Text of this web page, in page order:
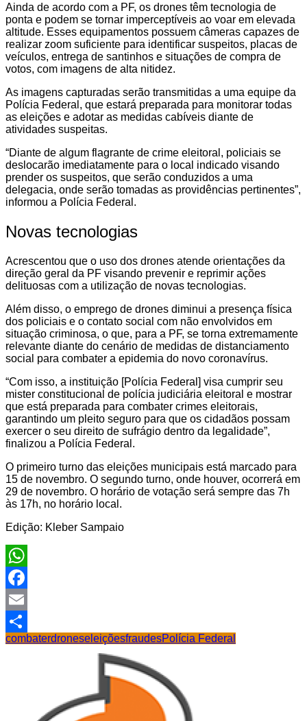
Ainda de acordo com a PF, os drones têm tecnologia de
ponta e podem se tornar imperceptíveis ao voar em elevada
altitude. Esses equipamentos possuem câmeras capazes de
realizar zoom suficiente para identificar suspeitos, placas de
veículos, entrega de santinhos e situações de compra de
votos, com imagens de alta nitidez.
As imagens capturadas serão transmitidas a uma equipe da
Polícia Federal, que estará preparada para monitorar todas
as eleições e adotar as medidas cabíveis diante de
atividades suspeitas.
“Diante de algum flagrante de crime eleitoral, policiais se
deslocarão imediatamente para o local indicado visando
prender os suspeitos, que serão conduzidos a uma
delegacia, onde serão tomadas as providências pertinentes”,
informou a Polícia Federal.
Novas tecnologias
Acrescentou que o uso dos drones atende orientações da
direção geral da PF visando prevenir e reprimir ações
delituosas com a utilização de novas tecnologias.
Além disso, o emprego de drones diminui a presença física
dos policiais e o contato social com não envolvidos em
situação criminosa, o que, para a PF, se torna extremamente
relevante diante do cenário de medidas de distanciamento
social para combater a epidemia do novo coronavírus.
“Com isso, a instituição [Polícia Federal] visa cumprir seu
mister constitucional de polícia judiciária eleitoral e mostrar
que está preparada para combater crimes eleitorais,
garantindo um pleito seguro para que os cidadãos possam
exercer o seu direito de sufrágio dentro da legalidade”,
finalizou a Polícia Federal.
O primeiro turno das eleições municipais está marcado para
15 de novembro. O segundo turno, onde houver, ocorrerá em
29 de novembro. O horário de votação será sempre das 7h
às 17h, no horário local.
Edição: Kleber Sampaio
WhatsApp
Facebook
Email
Share
combaterdroneseleiçõesfraudesPolícia Federal